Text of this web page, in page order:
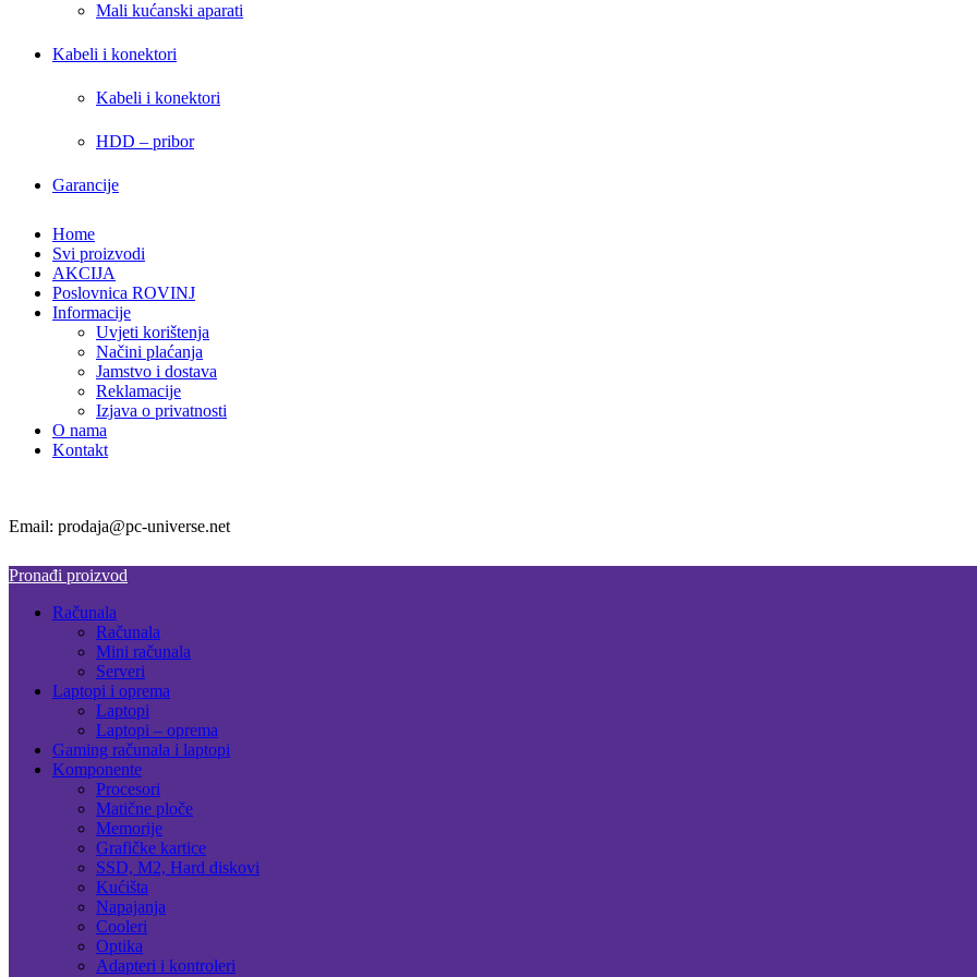
Mali kućanski aparati
Kabeli i konektori
Kabeli i konektori
HDD – pribor
Garancije
Home
Svi proizvodi
AKCIJA
Poslovnica ROVINJ
Informacije
Uvjeti korištenja
Načini plaćanja
Jamstvo i dostava
Reklamacije
Izjava o privatnosti
O nama
Kontakt
Email: prodaja@pc-universe.net
Pronađi proizvod
Računala
Računala
Mini računala
Serveri
Laptopi i oprema
Laptopi
Laptopi – oprema
Gaming računala i laptopi
Komponente
Procesori
Matične ploče
Memorije
Grafičke kartice
SSD, M2, Hard diskovi
Kućišta
Napajanja
Cooleri
Optika
Adapteri i kontroleri